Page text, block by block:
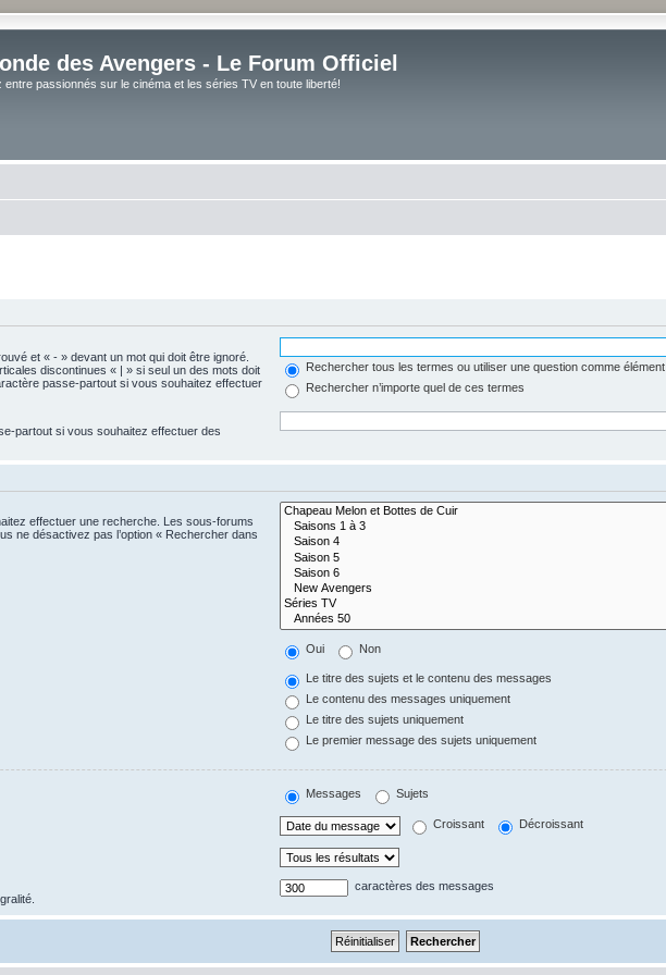
des Avengers - Le Forum Officiel
entre passionnés sur le cinéma et les séries TV en toute liberté!
et « - » devant un mot qui doit être ignoré.
discontinues « | » si seul un des mots doit
passe-partout si vous souhaitez effectuer
Rechercher tous les termes ou utiliser une question comme élément
Rechercher n’importe quel de ces termes
partout si vous souhaitez effectuer des
effectuer une recherche. Les sous-forums
ne désactivez pas l’option « Rechercher dans
Oui Non
Le titre des sujets et le contenu des messages
Le contenu des messages uniquement
Le titre des sujets uniquement
Le premier message des sujets uniquement
Messages Sujets
Croissant Décroissant
caractères des messages